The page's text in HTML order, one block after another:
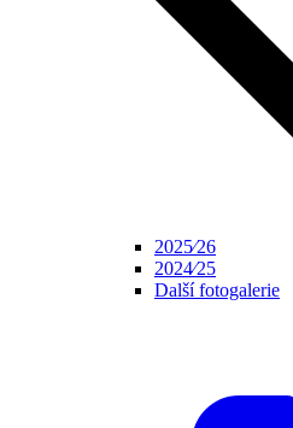
2025⁄26
2024⁄25
Další fotogalerie